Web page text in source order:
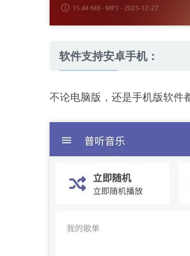
软件支持安卓手机：
不论电脑版，还是手机版软件